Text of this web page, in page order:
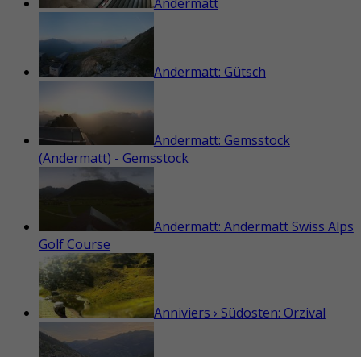
Andermatt: Gütsch
Andermatt: Gemsstock
(Andermatt) - Gemsstock
Andermatt: Andermatt Swiss Alps
Golf Course
Anniviers › Südosten: Orzival